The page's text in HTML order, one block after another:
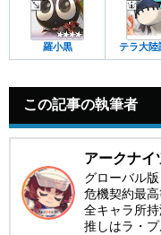
羅小黒 テラ大陸
この記事の執筆者
アークナイ
グローバル
危機契約最
全キャラ所
推しはラ・